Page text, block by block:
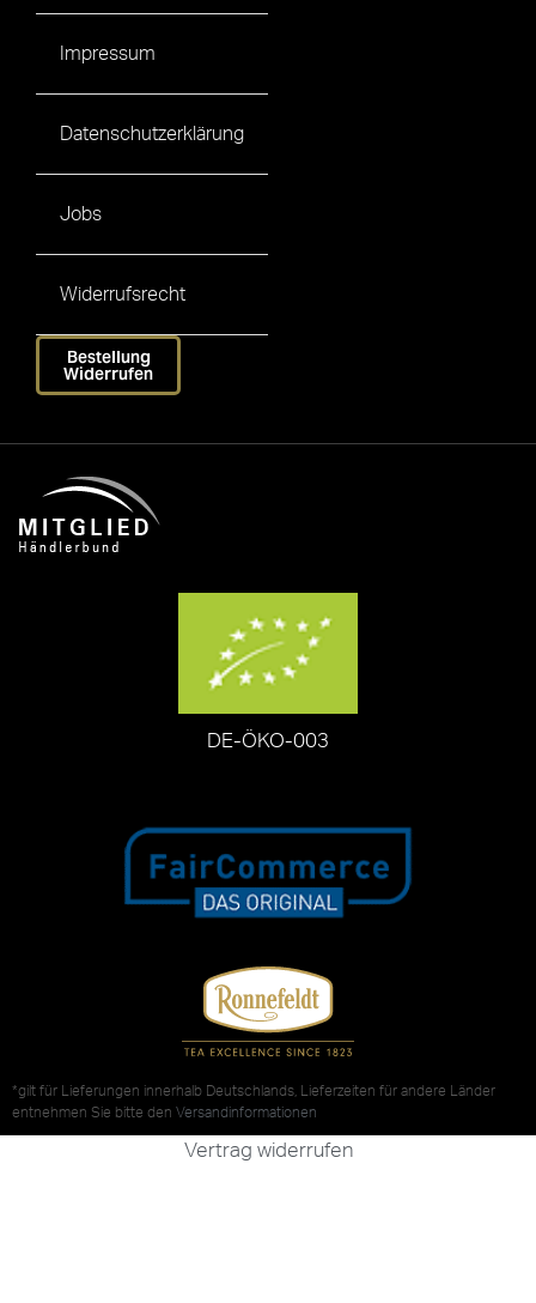
Impressum
Datenschutzerklärung
Jobs
Widerrufsrecht
Bestellung
Widerrufen
DE-ÖKO-003
*gilt für Lieferungen innerhalb Deutschlands, Lieferzeiten für andere Länder
entnehmen Sie bitte den Versandinformationen
Vertrag widerrufen